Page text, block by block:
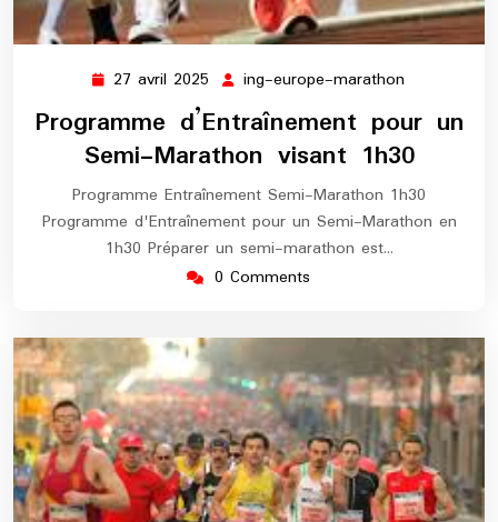
27 avril 2025 27
avril
2025
ing-europe-marathon
marathon
Programme d’Entraînement pour un
Semi-Marathon visant 1h30
Programme Entraînement Semi-Marathon 1h30
Programme d'Entraînement pour un Semi-Marathon en
1h30 Préparer un semi-marathon est…
0 Comments